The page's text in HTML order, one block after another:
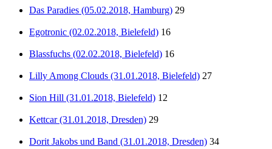
Das Paradies (05.02.2018, Hamburg) 29
Egotronic (02.02.2018, Bielefeld) 16
Blassfuchs (02.02.2018, Bielefeld) 16
Lilly Among Clouds (31.01.2018, Bielefeld) 27
Sion Hill (31.01.2018, Bielefeld) 12
Kettcar (31.01.2018, Dresden) 29
Dorit Jakobs und Band (31.01.2018, Dresden) 34